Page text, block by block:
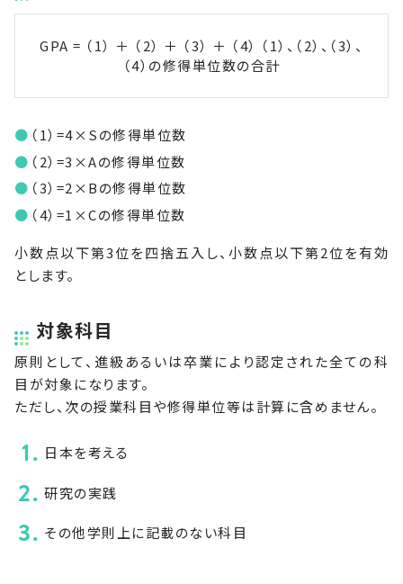
GPA = （1） ＋ （2） ＋ （3） ＋ （4）
（1）、（2）、（3）、
（4）の修得単位数の合計
（1）=4×Sの修得単位数
（2）=3×Aの修得単位数
（3）=2×Bの修得単位数
（4）=1×Cの修得単位数
小数点以下第3位を四捨五入し、小数点以下第2位を有効
とします。
対象科目
原則として、進級あるいは卒業により認定された全ての科
目が対象になります。
ただし、次の授業科目や修得単位等は計算に含めません。
日本を考える
研究の実践
その他学則上に記載のない科目